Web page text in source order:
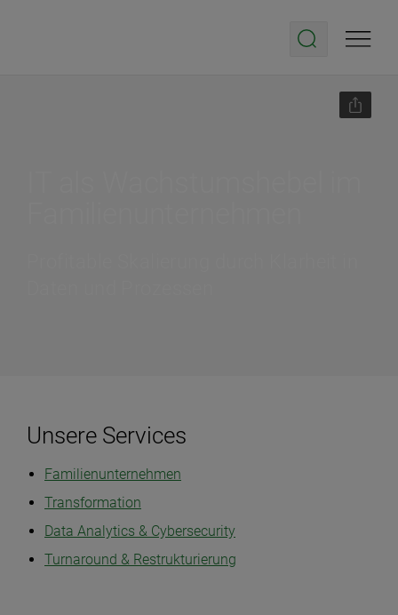
Unsere Services
Familienunternehmen
Transformation
Data Analytics & Cybersecurity
Turnaround & Restrukturierung